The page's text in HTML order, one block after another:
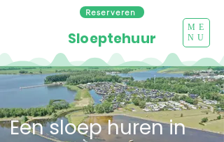
Reserveren
ME
NU
Sloeptehuur
Een sloep huren in